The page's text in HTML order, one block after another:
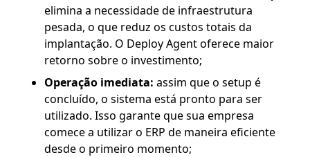
elimina a necessidade de infraestrutura
pesada, o que reduz os custos totais da
implantação. O Deploy Agent oferece maior
retorno sobre o investimento;
Operação imediata: assim que o setup é
concluído, o sistema está pronto para ser
utilizado. Isso garante que sua empresa
comece a utilizar o ERP de maneira eficiente
desde o primeiro momento;